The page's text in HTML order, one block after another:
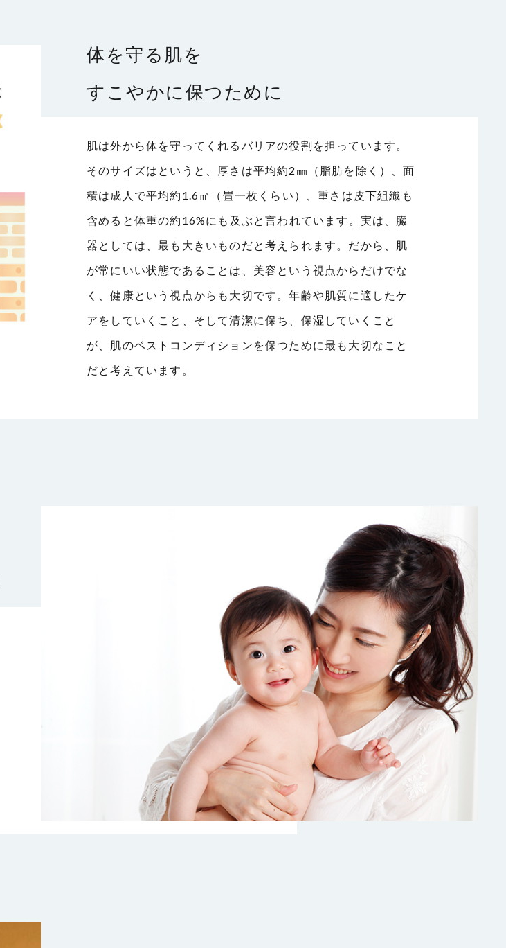
体を守る肌を
すこやかに保つために
肌は外から体を守ってくれるバリアの役割を担っています。
そのサイズはというと、厚さは平均約2㎜（脂肪を除く）、面
積は成人で平均約1.6㎡（畳一枚くらい）、重さは皮下組織も
含めると体重の約16%にも及ぶと言われています。実は、臓
器としては、最も大きいものだと考えられます。だから、肌
が常にいい状態であることは、美容という視点からだけでな
く、健康という視点からも大切です。年齢や肌質に適したケ
アをしていくこと、そして清潔に保ち、保湿していくこと
が、肌のベストコンディションを保つために最も大切なこと
だと考えています。